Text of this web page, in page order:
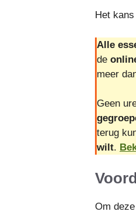
Het
Alle
de
meer
Geen
terug
wilt.
Om